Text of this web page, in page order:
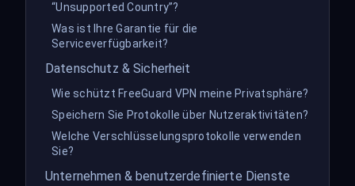
“Unsupported Country”?
Was ist Ihre Garantie für die
Serviceverfügbarkeit?
Datenschutz & Sicherheit
Wie schützt FreeGuard VPN meine Privatsphäre?
Speichern Sie Protokolle über Nutzeraktivitäten?
Welche Verschlüsselungsprotokolle verwenden
Sie?
Unternehmen & benutzerdefinierte Dienste